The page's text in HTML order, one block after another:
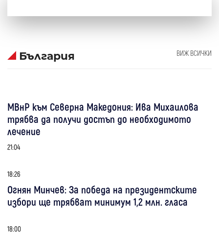
България ВИЖ ВСИЧКИ
МВнР към Северна Македония: Ива Михаилова
трябва да получи достъп до необходимото
лечение
21:04
18:26
Огнян Минчев: За победа на президентските
избори ще трябват минимум 1,2 млн. гласа
18:00